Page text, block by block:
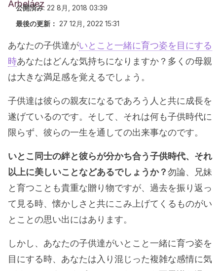
公開済み: 22 8月, 2018 03:39
最後の更新： 27 12月, 2022 15:31
あなたの子供達がいとこと一緒に育つ姿を目にする
時あなたはどんな気持ちになりますか？多くの母親
は大きな満足感を覚えるでしょう。
子供達は彼らの親友になるであろう人と共に成長を
遂げているのです。そして、それは何も子供時代に
限らず、彼らの一生を通しての出来事なのです。
いとこ同士の絆と彼らが分かち合う子供時代、それ
以上に美しいことなどあるでしょうか？勿論、兄妹
と育つことも貴重な贈り物ですが、過去を振り返っ
て見る時、懐かしさと共にこみ上げてくるものがい
とことの思い出にはあります。
しかし、あなたの子供達がいとこと一緒に育つ姿を
目にする時、あなたは入り混じった複雑な感情に気